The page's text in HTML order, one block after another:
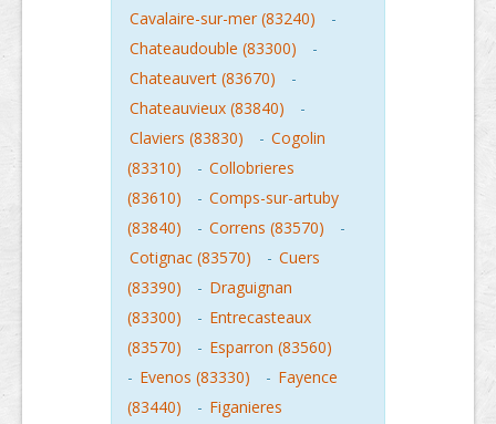
Cavalaire-sur-mer (83240)
-
Chateaudouble (83300)
-
Chateauvert (83670)
-
Chateauvieux (83840)
-
Claviers (83830)
- Cogolin
(83310)
- Collobrieres
(83610)
- Comps-sur-artuby
(83840)
- Correns (83570)
-
Cotignac (83570)
- Cuers
(83390)
- Draguignan
(83300)
- Entrecasteaux
(83570)
- Esparron (83560)
- Evenos (83330) - Fayence
(83440)
- Figanieres